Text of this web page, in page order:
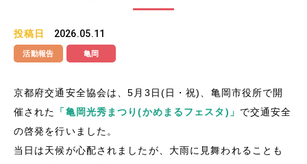
投稿日 2026.05.11
活動報告 亀岡
京都府交通安全協会は、5月3日(日・祝)、 亀岡市役所で開
催された
「亀岡光秀まつり(かめまるフェスタ)」 で交通安全
の啓発を行いました。
当日は天候が心配されましたが、大雨に見舞われることも